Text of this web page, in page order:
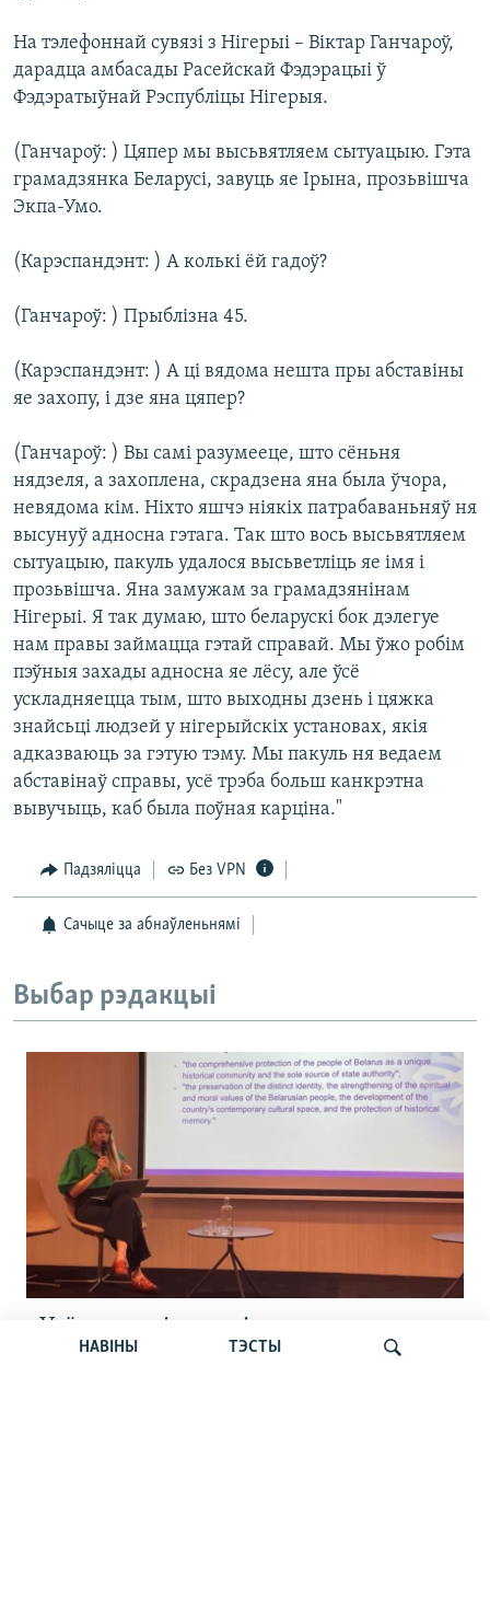
НАВІНЫ ТЭСТЫ
На тэлефоннай сувязі з Нігерыі – Віктар Ганчароў,
дарадца амбасады Расейскай Фэдэрацыі ў
Фэдэратыўнай Рэспубліцы Нігерыя.
(Ганчароў: ) Цяпер мы высьвятляем сытуацыю. Гэта
грамадзянка Беларусі, завуць яе Ірына, прозьвішча
Экпа-Умо.
(Карэспандэнт: ) А колькі ёй гадоў?
(Ганчароў: ) Прыблізна 45.
(Карэспандэнт: ) А ці вядома нешта пры абставіны
яе захопу, і дзе яна цяпер?
(Ганчароў: ) Вы самі разумееце, што сёньня
нядзеля, а захоплена, скрадзена яна была ўчора,
невядома кім. Ніхто яшчэ ніякіх патрабаваньняў ня
высунуў адносна гэтага. Так што вось высьвятляем
сытуацыю, пакуль удалося высьветліць яе імя і
прозьвішча. Яна замужам за грамадзянінам
Нігерыі. Я так думаю, што беларускі бок дэлегуе
нам правы займацца гэтай справай. Мы ўжо робім
пэўныя захады адносна яе лёсу, але ўсё
ускладняецца тым, што выходны дзень і цяжка
знайсьці людзей у нігерыйскіх установах, якія
адказваюць за гэтую тэму. Мы пакуль ня ведаем
абставінаў справы, усё трэба больш канкрэтна
вывучыць, каб была поўная карціна."
Падзяліцца Без VPN
Сачыце за абнаўленьнямі
Выбар рэдакцыі
«Усё кепска і вельмі кепска».
Як прайшла дыскусія «Мова, культура,